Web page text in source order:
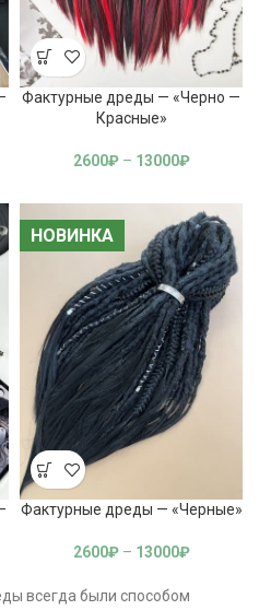
Фактурные дреды — «Черно —
Красные»
2600₽ – 13000₽
НОВИНКА
НОВИНКА
Фактурные дреды — «Черные»
2600₽ – 13000₽
всегда были способом